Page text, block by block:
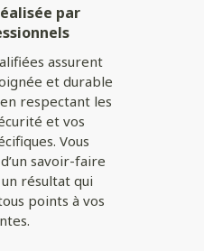
par
assurent
et durable
respectant les
et vos
Vous
savoir-faire
résultat qui
points à vos